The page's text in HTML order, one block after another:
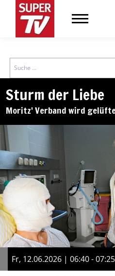
Search
Sturm der Liebe
Moritz' Verband wird
Fr, 12.06.2026 | 06:40 - 07:25